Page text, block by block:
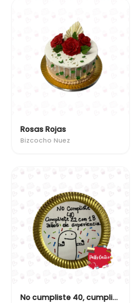
Rosas Rojas
Bizcocho Nuez
No cumpliste 40, cumpliste 22 con 18 años de experiencia